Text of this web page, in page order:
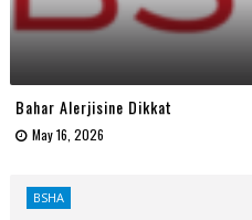
Bahar Alerjisine Dikkat
May 16, 2026
BSHA